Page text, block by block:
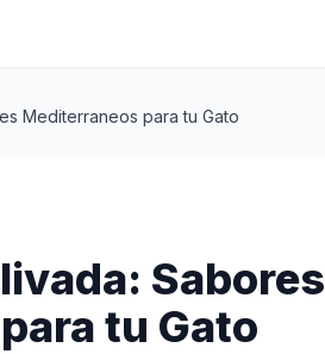
Mediterraneos para tu Gato
Sabores
tu Gato